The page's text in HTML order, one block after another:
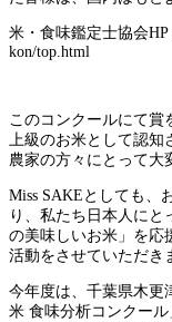
米・食味鑑定士協会HP
kon/top.html
このコンクールにて賞
上級のお米として認知
農家の方々にとって大
Miss SAKEとしても、
り、私たち日本人に
の美味しいお米」を応
活動をさせていただき
今年度は、千葉県木更
米 食味分析コンクー